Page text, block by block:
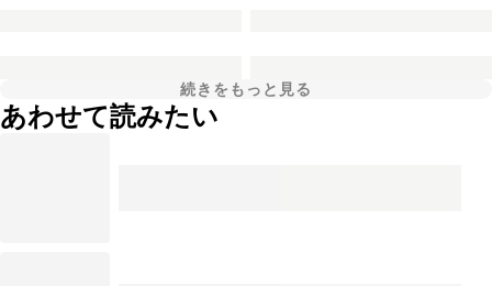
続きをもっと見る
あわせて読みたい